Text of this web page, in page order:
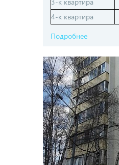
4-к квартира
Подробнее